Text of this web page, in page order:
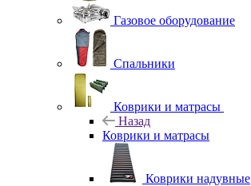
Газовое оборудование
Спальники
Коврики и матрасы
Назад
Коврики и матрасы
Коврики надувные